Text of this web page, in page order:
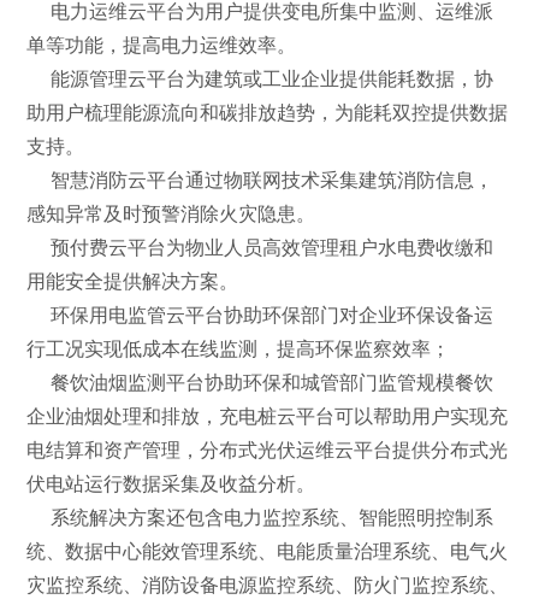
电力运维云平台为用户提供变电所集中监测、运维派
单等功能，提高电力运维效率。
能源管理云平台为建筑或工业企业提供能耗数据，协
助用户梳理能源流向和碳排放趋势，为能耗双控提供数据
支持。
智慧消防云平台通过物联网技术采集建筑消防信息，
感知异常及时预警消除火灾隐患。
预付费云平台为物业人员高效管理租户水电费收缴和
用能安全提供解决方案。
环保用电监管云平台协助环保部门对企业环保设备运
行工况实现低成本在线监测，提高环保监察效率；
餐饮油烟监测平台协助环保和城管部门监管规模餐饮
企业油烟处理和排放，充电桩云平台可以帮助用户实现充
电结算和资产管理，分布式光伏运维云平台提供分布式光
伏电站运行数据采集及收益分析。
系统解决方案还包含电力监控系统、智能照明控制系
统、数据中心能效管理系统、电能质量治理系统、电气火
灾监控系统、消防设备电源监控系统、防火门监控系统、